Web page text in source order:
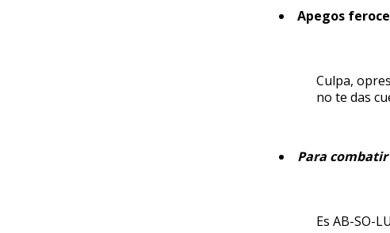
Apegos
Culpa,
no te das
Para
Es AB-SO-